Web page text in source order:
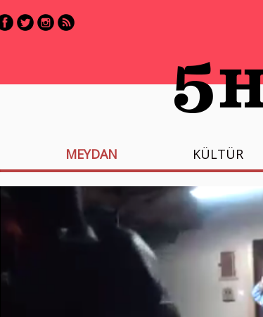
MEYDAN KÜLTÜR